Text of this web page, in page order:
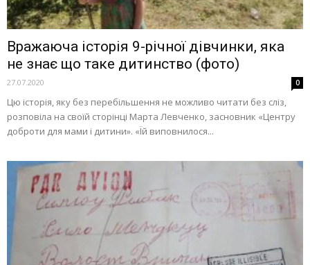
Вражаюча історія 9-річної дівчинки, яка
не знає що таке дитинство (фото)
27.07.2020 0
Цю історія, яку без перебільшення не можливо читати без сліз,
розповіла на своїй сторінці Марта Левченко, засновник «Центру
доброти для мами і дитини». «Їй виповнилося...